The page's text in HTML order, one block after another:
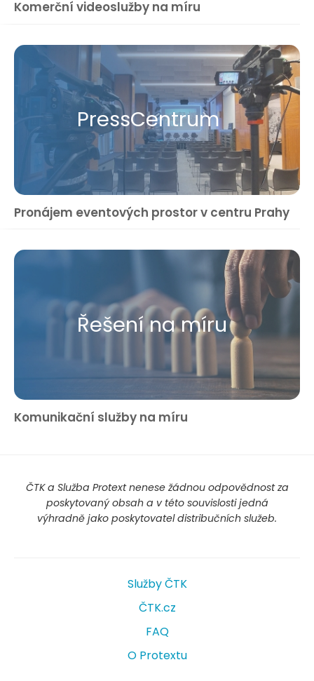
Komerční videoslužby na míru
Press​Centrum
Pronájem eventových prostor v centru Prahy
Řešení na míru
Komunikační služby na míru
ČTK a Služba Protext nenese žádnou odpovědnost za
poskytovaný obsah a v této souvislosti jedná
výhradně jako poskytovatel distribučních služeb.
Služby ČTK
ČTK.cz
FAQ
O Protextu